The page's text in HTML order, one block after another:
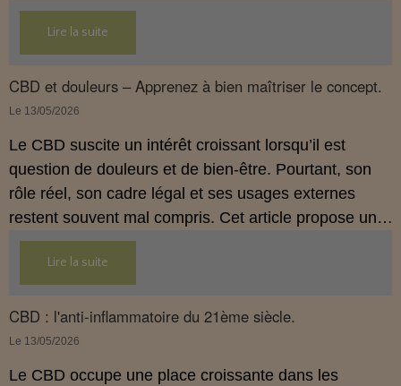
légal français impose des règles strictes : seuls les
usages externes du CBD sont autorisés. Cet article
propose une mise au point claire et accessible pour
comprendre comment le CBD s’inscrit dans une
démarche de prévention, sans ingestion et sans
Lire la suite
CBD et douleurs – Apprenez à bien maîtriser le concept.
Le 13/05/2026
Le CBD suscite un intérêt croissant lorsqu’il est
question de douleurs et de bien‑être. Pourtant, son
rôle réel, son cadre légal et ses usages externes
restent souvent mal compris. Cet article propose une
mise au point claire, moderne et conforme à la
réglementation française de 2026, afin de mieux
comprendre comment le CBD s’intègre dans une
approche globale de prévention.
Lire la suite
CBD : l'anti-inflammatoire du 21ème siècle.
Le 13/05/2026
Le CBD occupe une place croissante dans les